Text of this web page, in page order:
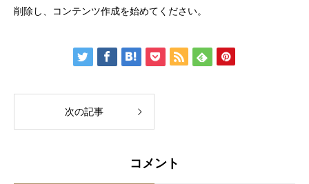
削除し、コンテンツ作成を始めてください。
次の記事
コメント